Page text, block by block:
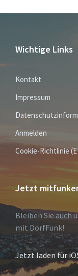
Wichtige Links
Kontakt
Impressum
Anmelden
Cookie-Richtlinie
Jetzt
Bleiben Sie auch
mit DorfFunk!
Jetzt laden für